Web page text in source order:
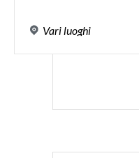
Variluoghi